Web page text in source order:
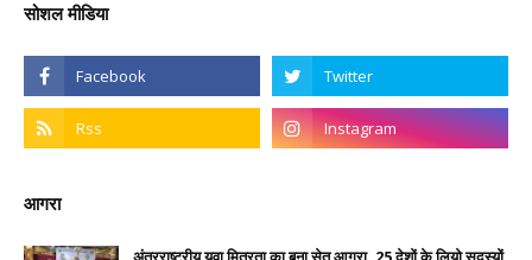
सोशल मीडिया
आगरा